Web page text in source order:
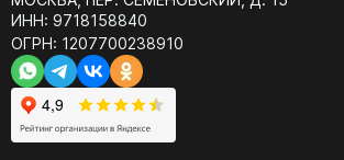
ИНН: 9718158840
ОГРН: 1207700238910